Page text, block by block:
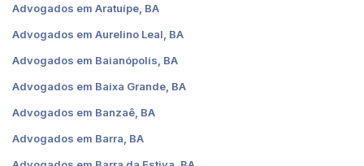
Advogados em Aratuípe, BA
Advogados em Aurelino Leal, BA
Advogados em Baianópolis, BA
Advogados em Baixa Grande, BA
Advogados em Banzaê, BA
Advogados em Barra, BA